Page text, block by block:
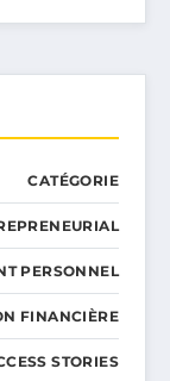
CATÉGORIE
PERSONNEL
FINANCIÈRE
STORIES